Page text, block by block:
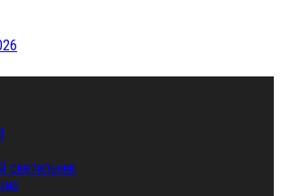
светильник